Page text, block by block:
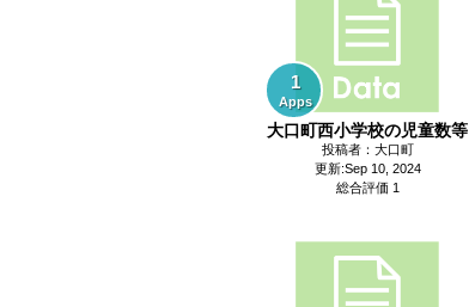
1
Apps
大口町西小学校の児童数等
投稿者：大口町
更新:Sep 10, 2024
総合評価 1